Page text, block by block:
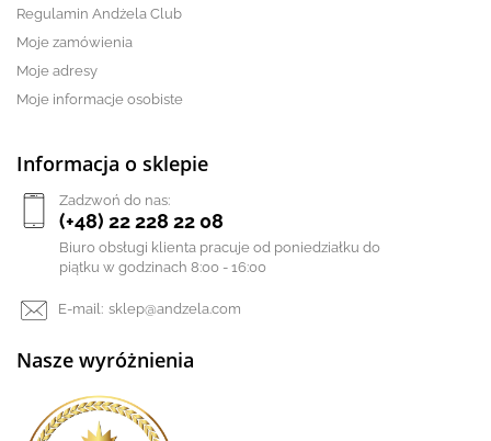
Regulamin Andżela Club
Moje zamówienia
Moje adresy
Moje informacje osobiste
Informacja o sklepie
Zadzwoń do nas:
(+48) 22 228 22 08
Biuro obsługi klienta pracuje od poniedziałku do
piątku w godzinach 8:00 - 16:00
E-mail: sklep@andzela.com
Nasze wyróżnienia